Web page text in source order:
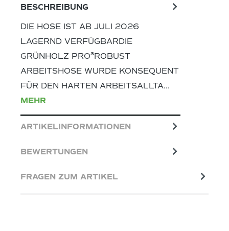
BESCHREIBUNG
DIE HOSE IST AB JULI 2026
LAGERND VERFÜGBARDIE
GRÜNHOLZ PRO³ROBUST
ARBEITSHOSE WURDE KONSEQUENT
FÜR DEN HARTEN ARBEITSALLTA…
MEHR
ARTIKELINFORMATIONEN
BEWERTUNGEN
FRAGEN ZUM ARTIKEL